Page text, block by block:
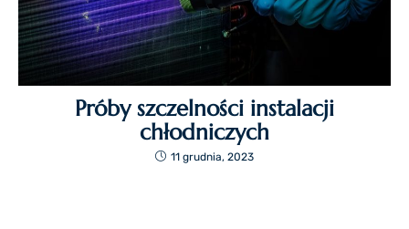
Próby szczelności instalacji
chłodniczych
11 grudnia, 2023